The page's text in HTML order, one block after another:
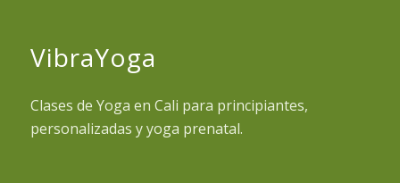
VibraYoga
Clases de Yoga en Cali para principiantes,
personalizadas y yoga prenatal.